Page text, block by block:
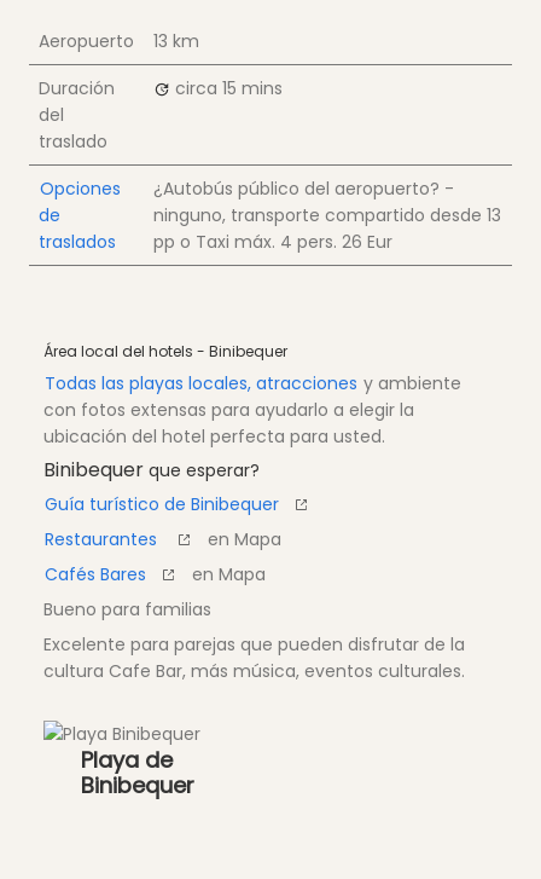
Aeropuerto
13 km
Duración
del
traslado
circa 15 mins
Opciones
de
traslados
¿Autobús público del aeropuerto? -
ninguno, transporte compartido desde 13
pp o Taxi máx. 4 pers. 26 Eur
Área local del hotels - Binibequer
Todas las playas locales, atracciones y ambiente
con fotos extensas para ayudarlo a elegir la
ubicación del hotel perfecta para usted.
Binibequer que esperar?
Guía turístico de Binibequer
Restaurantes
en Mapa
Cafés Bares
en Mapa
Bueno para familias
Excelente para parejas que pueden disfrutar de la
cultura Cafe Bar, más música, eventos culturales.
Playa de
Binibequer